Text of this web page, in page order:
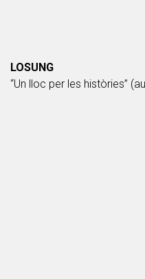
LOSUNG
“Un lloc per les històries”